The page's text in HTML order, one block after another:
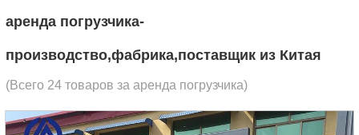
аренда погрузчика-
производство,фабрика,поставщик из Китая
(Всего 24 товаров за аренда погрузчика)